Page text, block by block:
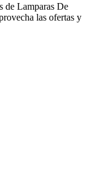
de Lamparas De
las ofertas y